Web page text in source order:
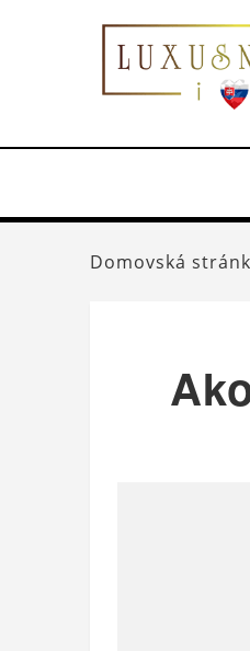
Domovská